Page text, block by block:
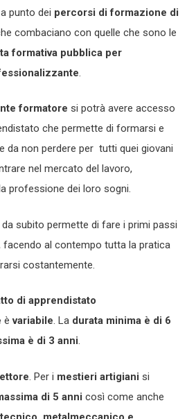
punto dei percorsi di formazione di
combaciano con quelle che sono le
formativa pubblica per
formatore si potrà avere accesso
che permette di formarsi e
da non perdere per tutti quei giovani
nel mercato del lavoro,
professione dei loro sogni.
subito permette di fare i primi passi
facendo al contempo tutta la pratica
costantemente.
di apprendistato
èvariabile. La durata minima è di 6
è di 3 anni.
. Per i mestieri artigiani si
di 5 anni così come anche